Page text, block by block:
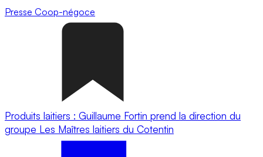
Presse Coop-négoce
Produits laitiers : Guillaume Fortin prend la direction du
groupe Les Maîtres laitiers du Cotentin